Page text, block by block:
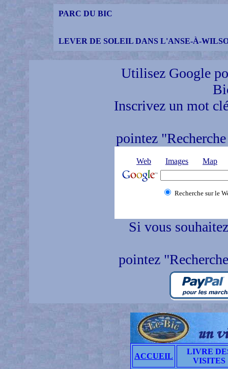
PARC DU BIC
LEVER DE SOLEIL DANS L'ANSE-À-
Utilisez Google
Inscrivez un mot
pointez
Web Images Map
Recherche sur le
Si vous
pointez
ACCUEIL
LIVRE
VISITES